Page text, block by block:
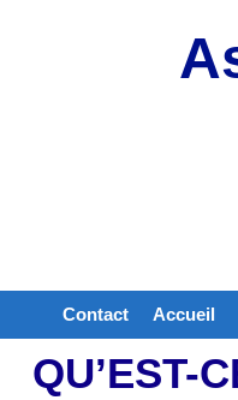
Contact Accueil
QU’EST-